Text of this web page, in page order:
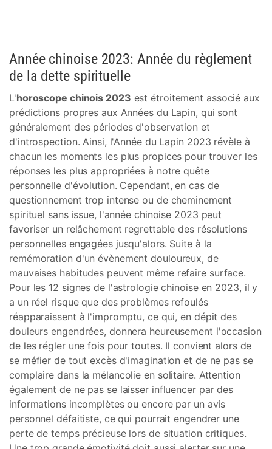
Année chinoise 2023: Année du règlement
de la dette spirituelle
L'horoscope chinois 2023 est étroitement associé aux
prédictions propres aux Années du Lapin, qui sont
généralement des périodes d'observation et
d'introspection. Ainsi, l'Année du Lapin 2023 révèle à
chacun les moments les plus propices pour trouver les
réponses les plus appropriées à notre quête
personnelle d'évolution. Cependant, en cas de
questionnement trop intense ou de cheminement
spirituel sans issue, l'année chinoise 2023 peut
favoriser un relâchement regrettable des résolutions
personnelles engagées jusqu'alors. Suite à la
remémoration d'un évènement douloureux, de
mauvaises habitudes peuvent même refaire surface.
Pour les 12 signes de l'astrologie chinoise en 2023, il y
a un réel risque que des problèmes refoulés
réapparaissent à l'impromptu, ce qui, en dépit des
douleurs engendrées, donnera heureusement l'occasion
de les régler une fois pour toutes. Il convient alors de
se méfier de tout excès d'imagination et de ne pas se
complaire dans la mélancolie en solitaire. Attention
également de ne pas se laisser influencer par des
informations incomplètes ou encore par un avis
personnel défaitiste, ce qui pourrait engendrer une
perte de temps précieuse lors de situation critiques.